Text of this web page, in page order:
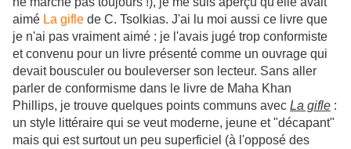
aimé La gifle de C. Tsolkias. J'ai lu moi aussi ce livre que
je n'ai pas vraiment aimé : je l'avais jugé trop conformiste
et convenu pour un livre présenté comme un ouvrage qui
devait bousculer ou bouleverser son lecteur. Sans aller
parler de conformisme dans le livre de Maha Khan
Phillips, je trouve quelques points communs avec La gifle :
un style littéraire qui se veut moderne, jeune et "décapant"
mais qui est surtout un peu superficiel (à l'opposé des